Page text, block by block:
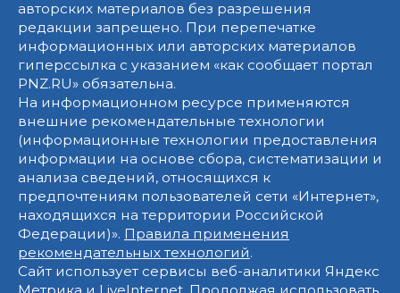
авторских материалов без разрешения
редакции запрещено. При перепечатке
информационных или авторских материалов
гиперссылка с указанием «как сообщает портал
PNZ.RU» обязательна.
На информационном ресурсе применяются
внешние рекомендательные технологии
(информационные технологии предоставления
информации на основе сбора, систематизации и
анализа сведений, относящихся к
предпочтениям пользователей сети «Интернет»,
находящихся на территории Российской
Федерации)». Правила применения
рекомендательных технологий.
Сайт использует сервисы веб-аналитики Яндекс